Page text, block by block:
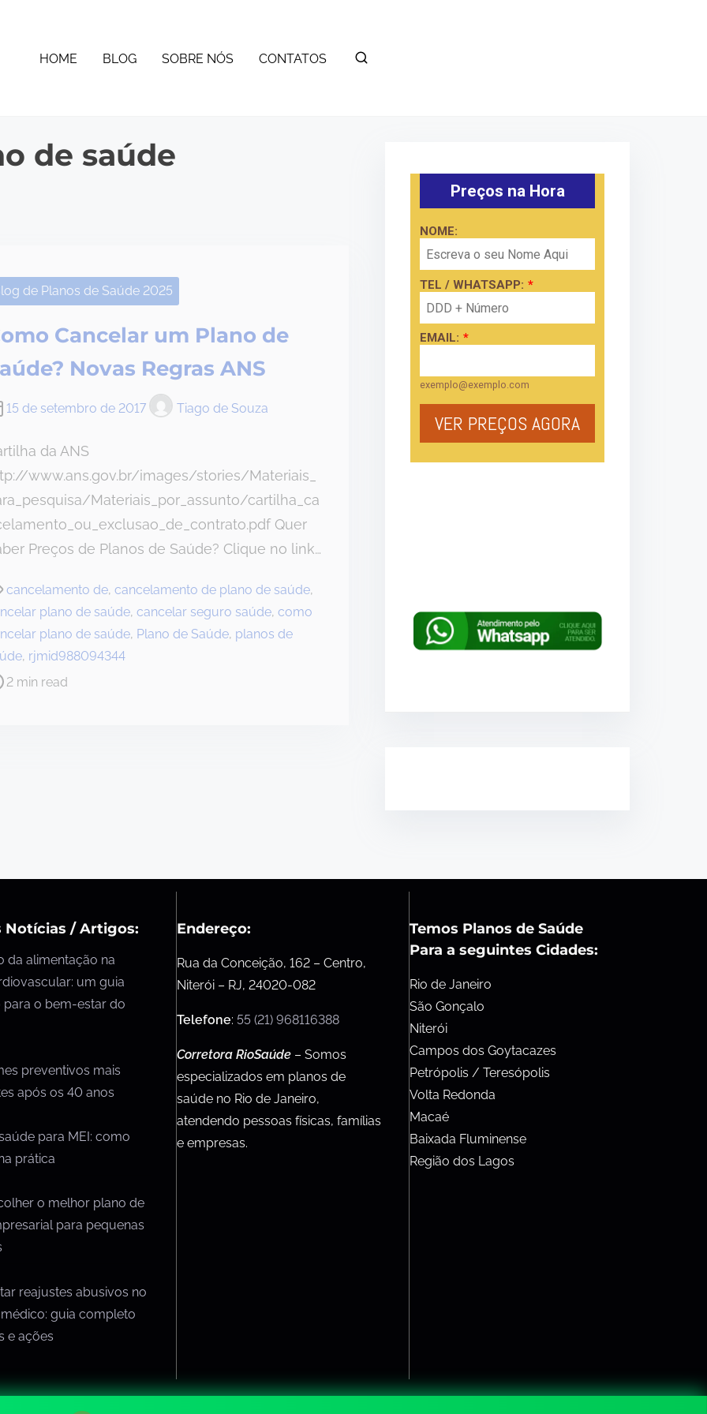
HOME BLOG SOBRE NÓS CONTATOS
de saúde
de Planos de Saúde 2025
Cancelar um Plano de
Novas Regras ANS
15 de setembro de 2017 Tiago de Souza
da ANS
www.ans.gov.br/images/stories/Materiais_
Materiais_por_assunto/cartilha_ca
Quer
Preços de Planos de Saúde? Clique no link…
cancelamento de, cancelamento de plano de saúde,
plano de saúde, cancelar seguro saúde, como
plano de saúde, Plano de Saúde, planos de
, rjmid988094344
2 min read
Notícias / Artigos:
da alimentação na
um guia
o bem-estar do
preventivos mais
após os 40 anos
para MEI: como
prática
o melhor plano de
para pequenas
reajustes abusivos no
guia completo
e ações
Endereço:
Rua da Conceição, 162 – Centro,
Niterói – RJ, 24020-082
Telefone: 55 (21) 968116388
Corretora RioSaúde – Somos
especializados em planos de
saúde no Rio de Janeiro,
atendendo pessoas físicas, famílias
e empresas.
Temos Planos de Saúde
Para a seguintes Cidades:
Rio de Janeiro
São Gonçalo
Niterói
Campos dos Goytacazes
Petrópolis / Teresópolis
Volta Redonda
Macaé
Baixada Fluminense
Região dos Lagos